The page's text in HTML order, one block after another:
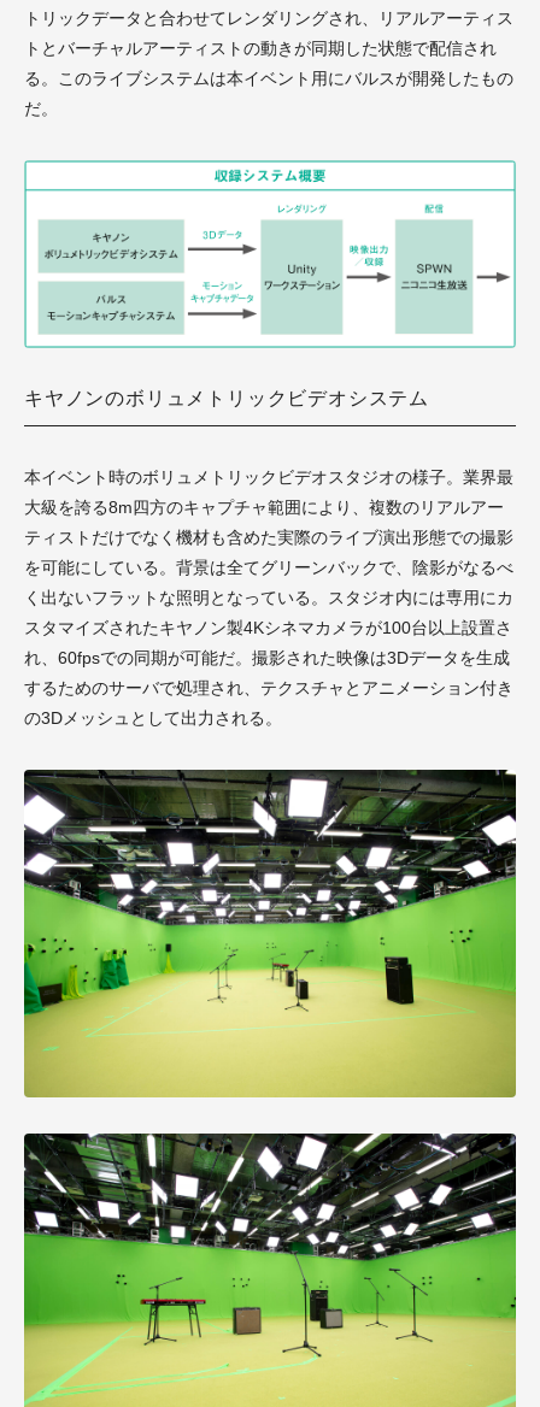
トリックデータと合わせてレンダリングされ、リアルアーティス
トとバーチャルアーティストの動きが同期した状態で配信され
る。このライブシステムは本イベント用にバルスが開発したもの
だ。
キヤノンのボリュメトリックビデオシステム
本イベント時のボリュメトリックビデオスタジオの様子。業界最
大級を誇る8m四方のキャプチャ範囲により、複数のリアルアー
ティストだけでなく機材も含めた実際のライブ演出形態での撮影
を可能にしている。背景は全てグリーンバックで、陰影がなるべ
く出ないフラットな照明となっている。スタジオ内には専用にカ
スタマイズされたキヤノン製4Kシネマカメラが100台以上設置さ
れ、60fpsでの同期が可能だ。撮影された映像は3Dデータを生成
するためのサーバで処理され、テクスチャとアニメーション付き
の3Dメッシュとして出力される。